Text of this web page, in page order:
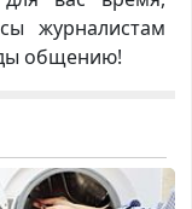
журналистам
общению!